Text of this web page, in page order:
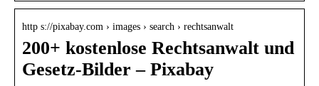
http s://pixabay.com › images › search › rechtsanwalt
200+ kostenlose Rechtsanwalt und
Gesetz-Bilder – Pixabay